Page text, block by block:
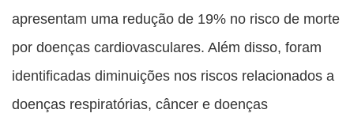
apresentam uma redução de 19% no risco de morte
por doenças cardiovasculares. Além disso, foram
identificadas diminuições nos riscos relacionados a
doenças respiratórias, câncer e doenças